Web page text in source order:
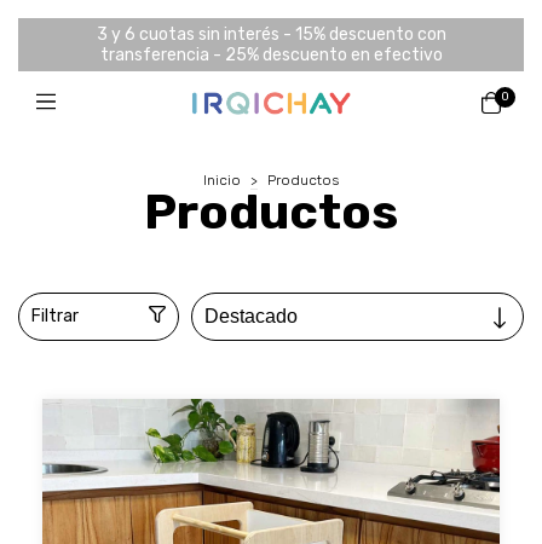
3 y 6 cuotas sin interés - 15% descuento con
transferencia - 25% descuento en efectivo
0
Inicio > Productos
Productos
Filtrar